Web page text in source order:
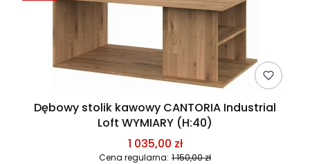
Dębowy stolik kawowy CANTORIA Industrial
Loft WYMIARY (H:40)
1 035,00 zł
Cena regularna: 1 150,00 zł